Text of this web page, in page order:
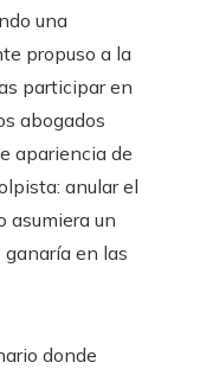
una
propuso a la
participar en
abogados
apariencia de
anular el
asumiera un
en las
donde